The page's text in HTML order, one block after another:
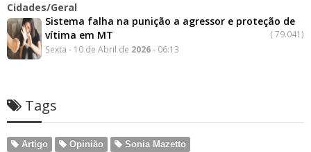
Cidades/Geral
Sistema falha na punição a agressor e proteção de
vítima em MT
(79.041)
Sexta - 10 de Abril de 2026- 06:13
Tags
Artigo Opinião Sonia Mazetto